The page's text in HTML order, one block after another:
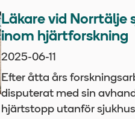
Läkare vid Norrtälje
inom hjärtforskning
2025-06-11
Efter åtta års
disputerat med sin
hjärtstopp utanför